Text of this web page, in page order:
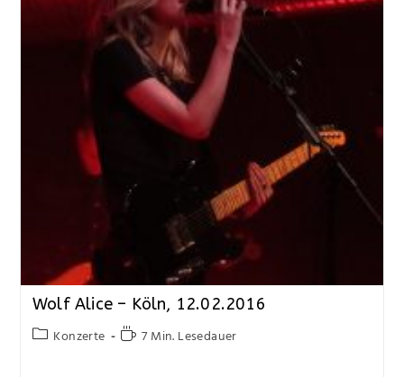
Wolf Alice – Köln, 12.02.2016
Konzerte 7 Min. Lesedauer